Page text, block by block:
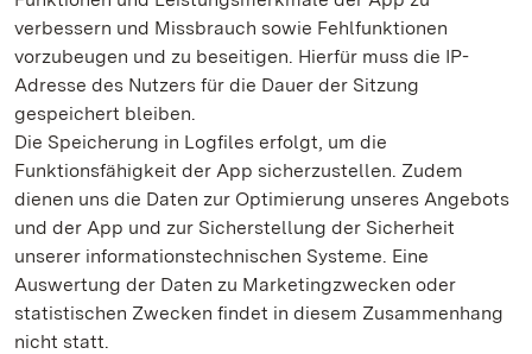
verbessern und Missbrauch sowie Fehlfunktionen
vorzubeugen und zu beseitigen. Hierfür muss die IP-
Adresse des Nutzers für die Dauer der Sitzung
gespeichert bleiben.
Die Speicherung in Logfiles erfolgt, um die
Funktionsfähigkeit der App sicherzustellen. Zudem
dienen uns die Daten zur Optimierung unseres Angebots
und der App und zur Sicherstellung der Sicherheit
unserer informationstechnischen Systeme. Eine
Auswertung der Daten zu Marketingzwecken oder
statistischen Zwecken findet in diesem Zusammenhang
nicht statt.